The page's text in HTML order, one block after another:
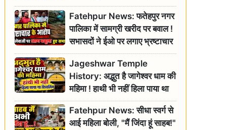
रहें सतर्क
Fatehpur News: फतेहपुर नगर
पालिका में सामग्री खरीद पर बवाल !
सभासदों ने ईओ पर लगाए भ्रष्टाचार
के गंभीर आरोप
Jageshwar Temple
History: अद्भुत है जागेश्वर धाम की
महिमा ! हाथी भी नहीं हिला पाया था
शिवलिंग, जानिए क्या है इसका
इतिहास
Fatehpur News: सीधा स्वर्ग से
आई महिला बोली, "मैं जिंदा हूं साहब!"